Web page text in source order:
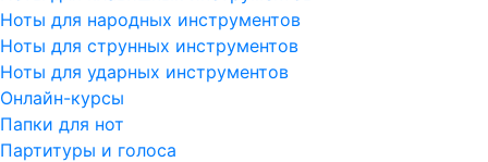
Ноты для народных инструментов
Ноты для струнных инструментов
Ноты для ударных инструментов
Онлайн-курсы
Папки для нот
Партитуры и голоса